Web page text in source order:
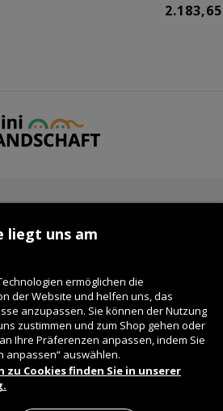
KONTAKT
LIEFERZEIT
liegt uns am
ermöglichen die
der Website und helfen uns, das
anzupassen. Sie können der Nutzung
zustimmen und zum Shop gehen oder
Ihre Präferenzen anpassen, indem Sie
anpassen“ auswählen.
Cookies finden Sie in unserer